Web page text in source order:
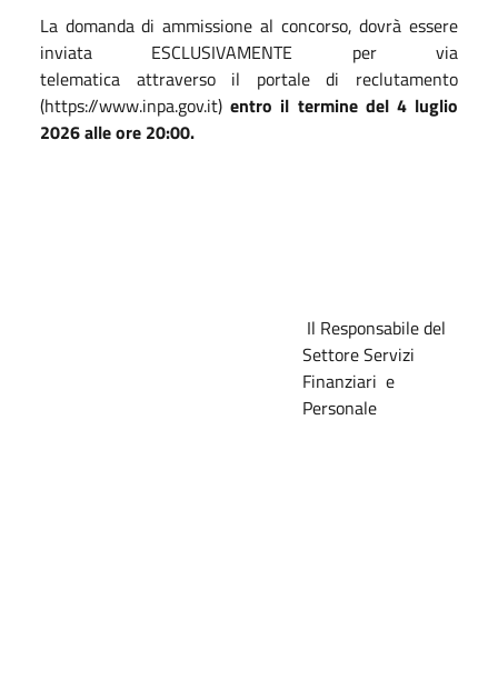
La domanda di ammissione al concorso, dovrà essere
inviata ESCLUSIVAMENTE per via
telematica attraverso il portale di reclutamento
(https://www.inpa.gov.it)entro il termine del 4 luglio
2026 alle ore 20:00.
Il Responsabile del
Settore Servizi
Finanziari e
Personale